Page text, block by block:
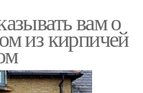
вам о
из кирпичей